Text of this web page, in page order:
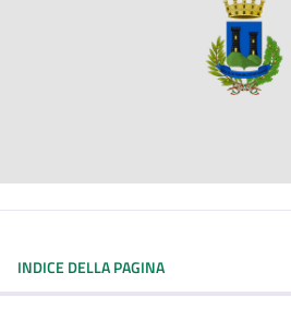
INDICE DELLA PAGINA